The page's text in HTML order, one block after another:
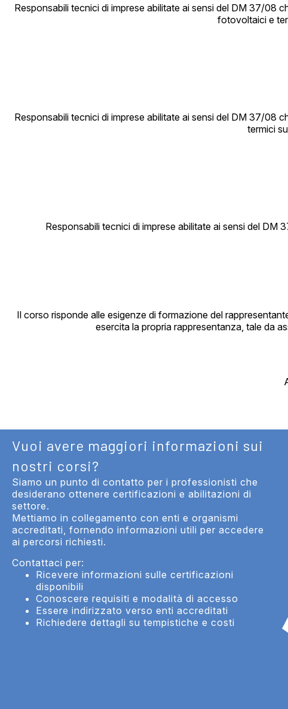
Responsabili tecnici di imprese abilitate ai sensi del DM 37/08
fotovoltaici e
Responsabili tecnici di imprese abilitate ai sensi del DM 37/08
termici
Responsabili tecnici di imprese abilitate ai sensi del
Il corso risponde alle esigenze di formazione del
esercita la propria rappresentanza, tale da
Vuoi avere maggiori informazioni sui
nostri corsi?
Siamo un punto di contatto per i professionisti che
desiderano ottenere certificazioni e abilitazioni di
settore.
Mettiamo in collegamento con enti e organismi
accreditati, fornendo informazioni utili per accedere
ai percorsi richiesti.
Contattaci per:
Ricevere informazioni sulle certificazioni
disponibili
Conoscere requisiti e modalità di accesso
Essere indirizzato verso enti accreditati
Richiedere dettagli su tempistiche e costi